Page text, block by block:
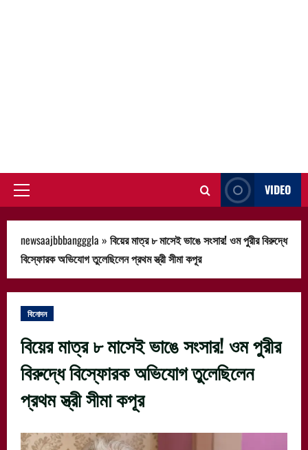
Primary
VIDEO
newsaajbbbangggla » বিয়ের মাত্র ৮ মাসেই ভাঙে সংসার! ওম পুরীর বিরুদ্ধে
বিস্ফোরক অভিযোগ তুলেছিলেন প্রথম স্ত্রী সীমা কপূর
বিনোদন
বিয়ের মাত্র ৮ মাসেই ভাঙে সংসার! ওম পুরীর
বিরুদ্ধে বিস্ফোরক অভিযোগ তুলেছিলেন
প্রথম স্ত্রী সীমা কপূর